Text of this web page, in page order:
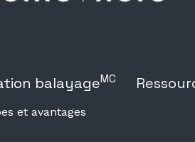
balayageMC
et avantages